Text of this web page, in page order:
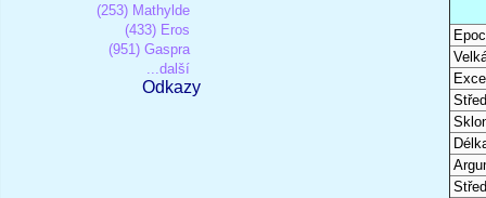
(253) Mathylde
(433) Eros
(951) Gaspra
...další
Odkazy